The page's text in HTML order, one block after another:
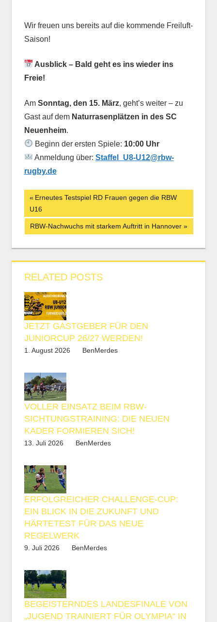
Wir freuen uns bereits auf die kommende Freiluft-
Saison!
Ausblick – Bald geht es ins wieder ins
Freie!
AmSonntag, den 15. März, geht’s weiter – zu
Gast auf dem Naturrasenplätzen in des SC
Neuenheim.
Beginn der ersten Spiele: 10:00 Uhr
Anmeldung über: Staffel_U8-U12@rbw-
rugby.de
Beitrags-
Navigation
Vorheriger
Beitrag:
Erneutes Testspiel RD Frauen gegen die RBW
U16
Nächster
RBW-Nachwuchs mit starkem Auftritt in Hannover
RELATED POSTS
JETZT GASTGEBER FÜR DEN
JUNIORCUP 26/27 WERDEN!
1. August 2026 BenMerdes
VOLLER EINSATZ BEIM RBW-
SICHTUNGSTRAINING: DIE NEUEN
KADER FORMIEREN SICH!
13. Juli 2026 BenMerdes
ERFOLGREICHER CHALLENGE-CUP:
EIN BLICK IN DIE ZUKUNFT UND
HÄRTETEST FÜR DAS NEUE
REGELWERK
9. Juli 2026 BenMerdes
BEGEISTERNDES LANDESFINALE VON
„JUGEND TRAINIERT FÜR OLYMPIA“ IN